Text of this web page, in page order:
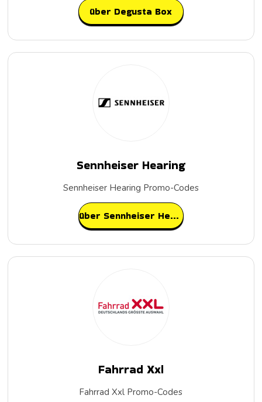
über Degusta Box
Sennheiser Hearing
Sennheiser Hearing Promo-Codes
über Sennheiser Hearing
Fahrrad Xxl
Fahrrad Xxl Promo-Codes